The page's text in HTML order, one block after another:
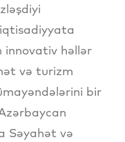
innovativ həllər
və turizm
bir
Səyahət və